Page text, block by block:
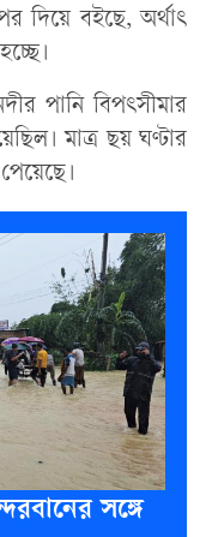
দিয়ে বইছে, অর্থাৎ
পানি বিপৎসীমার
মাত্র ছয় ঘণ্টার
সঙ্গে